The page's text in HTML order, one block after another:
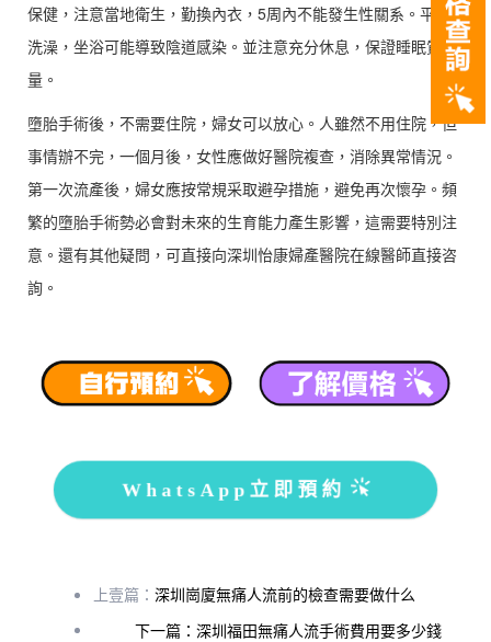
保健，注意當地衛生，勤換內衣，5周內不能發生性關系。平時
洗澡，坐浴可能導致陰道感染。並注意充分休息，保證睡眠質
量。
墮胎手術後，不需要住院，婦女可以放心。人雖然不用住院，但
事情辦不完，一個月後，女性應做好醫院複查，消除異常情況。
第一次流產後，婦女應按常規采取避孕措施，避免再次懷孕。頻
繁的墮胎手術勢必會對未來的生育能力產生影響，這需要特別注
意。還有其他疑問，可直接向深圳怡康婦產醫院在線醫師直接咨
詢。
WhatsApp立即預約
上壹篇： 深圳崗廈無痛人流前的檢查需要做什么
下一篇：深圳福田無痛人流手術費用要多少錢